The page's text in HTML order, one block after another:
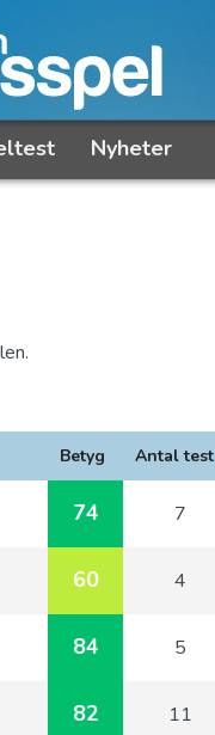
Nyheter
Betyg Antal test
74 7
60 4
84 5
82 11